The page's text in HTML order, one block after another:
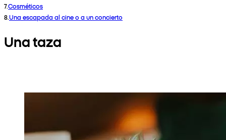
7.Cosméticos
8.Una escapada al cine o a un concierto
Una taza